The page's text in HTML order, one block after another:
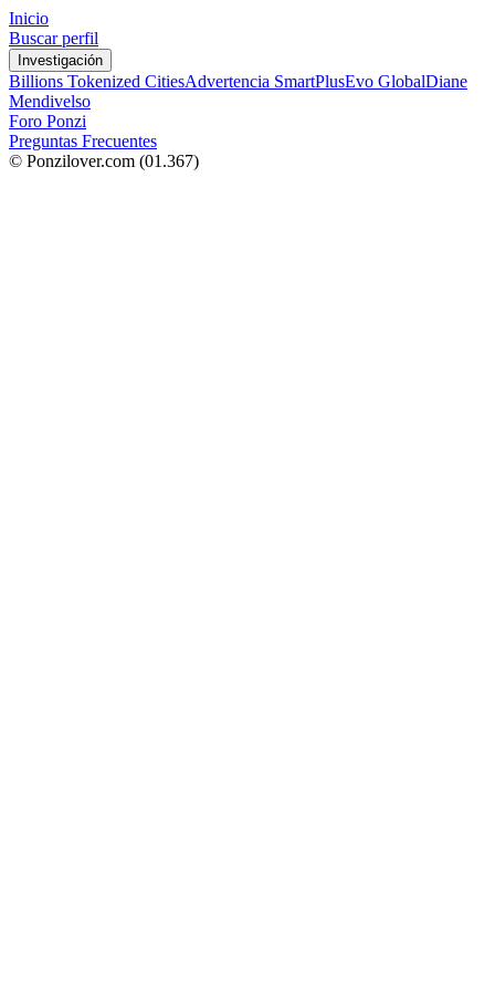
Inicio
Buscar perfil
Investigación
Billions Tokenized CitiesAdvertencia SmartPlusEvo GlobalDiane
Mendivelso
Foro Ponzi
Preguntas Frecuentes
© Ponzilover.com (01.367)